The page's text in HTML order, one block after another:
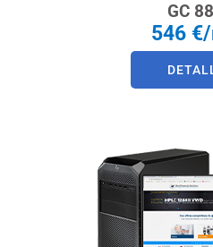
GC
546